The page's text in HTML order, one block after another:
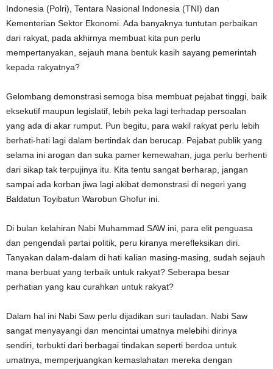
Indonesia (Polri), Tentara Nasional Indonesia (TNI) dan
Kementerian Sektor Ekonomi. Ada banyaknya tuntutan perbaikan
dari rakyat, pada akhirnya membuat kita pun perlu
mempertanyakan, sejauh mana bentuk kasih sayang pemerintah
kepada rakyatnya?
Gelombang demonstrasi semoga bisa membuat pejabat tinggi, baik
eksekutif maupun legislatif, lebih peka lagi terhadap persoalan
yang ada di akar rumput. Pun begitu, para wakil rakyat perlu lebih
berhati-hati lagi dalam bertindak dan berucap. Pejabat publik yang
selama ini arogan dan suka pamer kemewahan, juga perlu berhenti
dari sikap tak terpujinya itu. Kita tentu sangat berharap, jangan
sampai ada korban jiwa lagi akibat demonstrasi di negeri yang
Baldatun Toyibatun Warobun Ghofur ini.
Di bulan kelahiran Nabi Muhammad SAW ini, para elit penguasa
dan pengendali partai politik, peru kiranya merefleksikan diri.
Tanyakan dalam-dalam di hati kalian masing-masing, sudah sejauh
mana berbuat yang terbaik untuk rakyat? Seberapa besar
perhatian yang kau curahkan untuk rakyat?
Dalam hal ini Nabi Saw perlu dijadikan suri tauladan. Nabi Saw
sangat menyayangi dan mencintai umatnya melebihi dirinya
sendiri, terbukti dari berbagai tindakan seperti berdoa untuk
umatnya, memperjuangkan kemaslahatan mereka dengan